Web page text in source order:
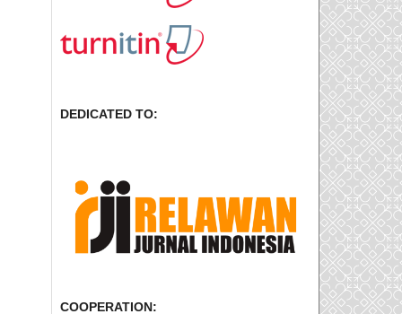
DEDICATED TO:
COOPERATION: